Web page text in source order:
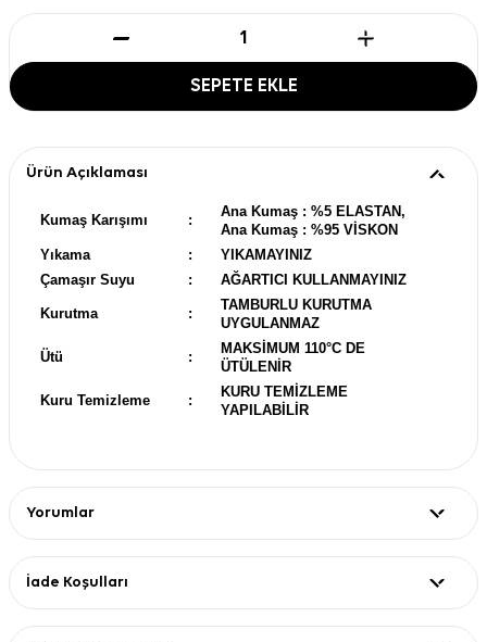
SEPETE EKLE
Ürün Açıklaması
Kumaş Karışımı :
Ana Kumaş : %5 ELASTAN,
Ana Kumaş : %95 VİSKON
Yıkama
:
YIKAMAYINIZ
Çamaşır Suyu
: AĞARTICI KULLANMAYINIZ
Kurutma :
TAMBURLU KURUTMA
UYGULANMAZ
Ütü :
MAKSİMUM 110°C DE
ÜTÜLENİR
Kuru Temizleme :
KURU TEMİZLEME
YAPILABİLİR
Yorumlar
İade Koşulları